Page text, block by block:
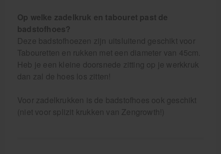
Op welke zadelkruk en tabouret past de
badstofhoes?
Deze badstofhoezen zijn uitsluitend geschikt voor
Tabouretten en rukken met een diameter van 45cm.
Heb je een kleine doorsnede zitting op je werkkruk
dan zal de hoes los zitten!
Voor zadelkrukken is de badstofhoes ook geschikt
(niet voor splizit krukken van Zengrowth!)